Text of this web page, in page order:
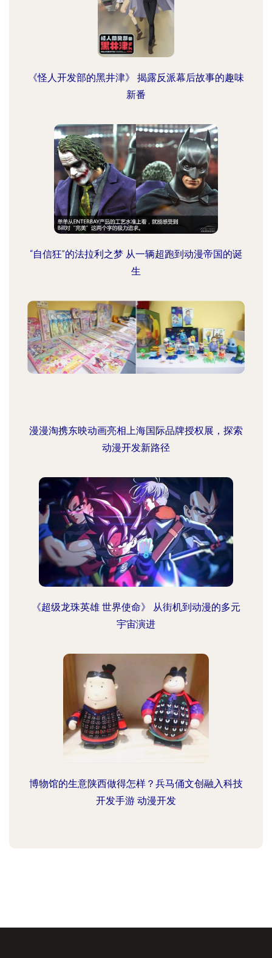
《怪人开发部的黑井津》 揭露反派幕后故事的趣味
新番
“自信狂”的法拉利之梦 从一辆超跑到动漫帝国的诞
生
漫漫淘携东映动画亮相上海国际品牌授权展，探索
动漫开发新路径
《超级龙珠英雄 世界使命》 从街机到动漫的多元
宇宙演进
博物馆的生意陕西做得怎样？兵马俑文创融入科技
开发手游 动漫开发